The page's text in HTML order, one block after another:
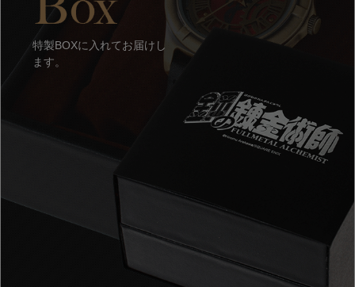
特製BOXに入れてお届けし
ます。